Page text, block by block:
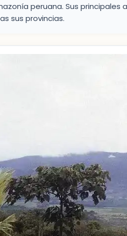
peruana. Sus
sus provincias.